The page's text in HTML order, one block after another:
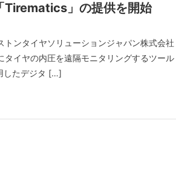
Tirematics」の提供を開始
ンタイヤソリューションジャパン株式会社
イヤの内圧を遠隔モニタリングするツール
したデジタ […]